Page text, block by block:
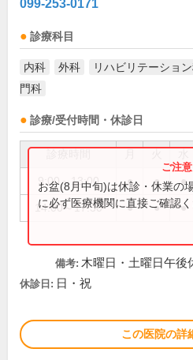
099-253-0171
診療科目
内科 外科 リハビリテーショ
門科
診療/受付時間・休診日
9:00～13:00 ● ● ●
14:00～17:30 ● ● ●
お盆(8月中旬)は休診・休業の
に必ず医療機関に直接ご確認く
備考: 木曜日・土曜日午後
休診日: 日・祝
この医院の詳